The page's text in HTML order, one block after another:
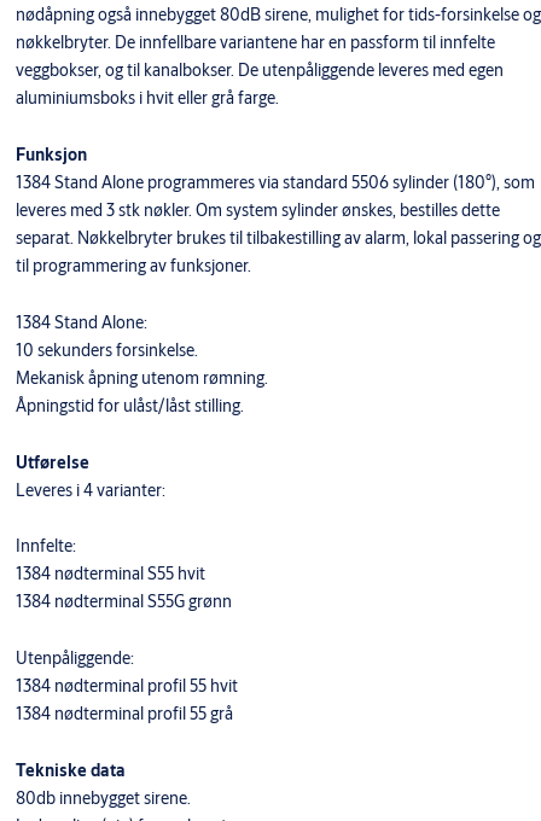
nødåpning også innebygget 80dB sirene, mulighet for tids-forsinkelse og
nøkkelbryter. De innfellbare variantene har en passform til innfelte
veggbokser, og til kanalbokser. De utenpåliggende leveres med egen
aluminiumsboks i hvit eller grå farge.
Funksjon
1384 Stand Alone programmeres via standard 5506 sylinder (180°), som
leveres med 3 stk nøkler. Om system sylinder ønskes, bestilles dette
separat. Nøkkelbryter brukes til tilbakestilling av alarm, lokal passering og
til programmering av funksjoner.
1384 Stand Alone:
10 sekunders forsinkelse.
Mekanisk åpning utenom rømning.
Åpningstid for ulåst/låst stilling.
Utførelse
Leveres i 4 varianter:
Innfelte:
1384 nødterminal S55 hvit
1384 nødterminal S55G grønn
Utenpåliggende:
1384 nødterminal profil 55 hvit
1384 nødterminal profil 55 grå
Tekniske data
80db innebygget sirene.